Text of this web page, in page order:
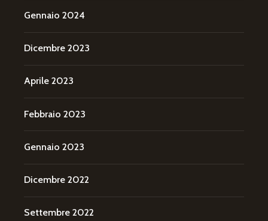
Gennaio 2024
Dicembre 2023
Aprile 2023
Febbraio 2023
Gennaio 2023
Dicembre 2022
Settembre 2022